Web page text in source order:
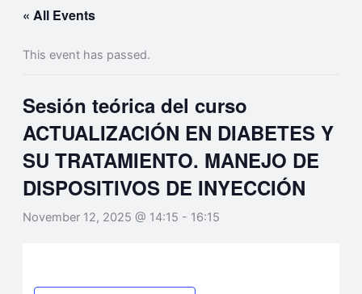
« All Events
This event has passed.
Sesión teórica del curso
ACTUALIZACIÓN EN DIABETES Y
SU TRATAMIENTO. MANEJO DE
DISPOSITIVOS DE INYECCIÓN
November 12, 2025 @ 14:15 - 16:15